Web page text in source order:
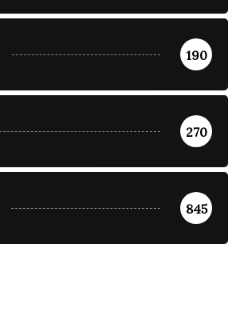
190
270
845